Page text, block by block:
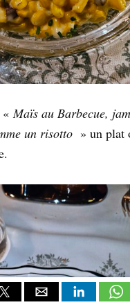
«Maïs au Barbecue,
un risotto » un plat